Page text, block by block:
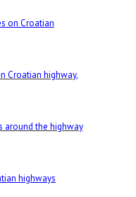
on Croatian
Croatian highway,
around the highway
highways